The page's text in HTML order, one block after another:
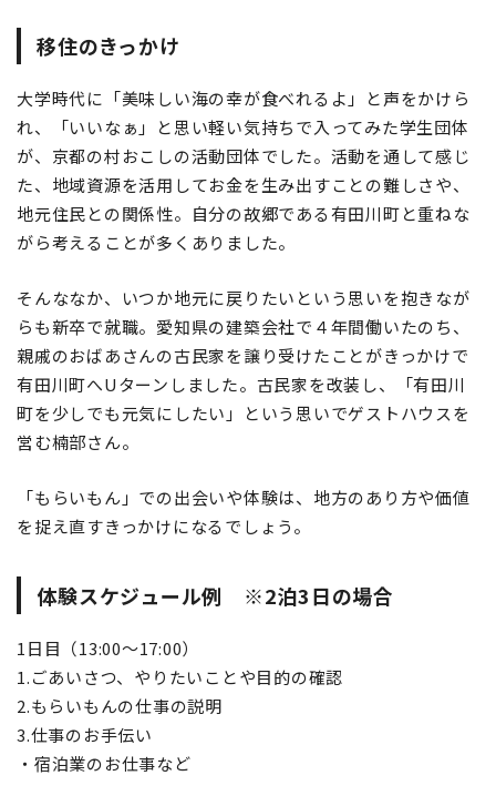
移住のきっかけ
大学時代に「美味しい海の幸が食べれるよ」と声をかけら
れ、「いいなぁ」と思い軽い気持ちで入ってみた学生団体
が、京都の村おこしの活動団体でした。活動を通して感じ
た、地域資源を活用してお金を生み出すことの難しさや、
地元住民との関係性。自分の故郷である有田川町と重ねな
がら考えることが多くありました。
そんななか、いつか地元に戻りたいという思いを抱きなが
らも新卒で就職。愛知県の建築会社で４年間働いたのち、
親戚のおばあさんの古民家を譲り受けたことがきっかけで
有田川町へUターンしました。古民家を改装し、「有田川
町を少しでも元気にしたい」という思いでゲストハウスを
営む楠部さん。
「もらいもん」での出会いや体験は、地方のあり方や価値
を捉え直すきっかけになるでしょう。
体験スケジュール例 ※2泊3日の場合
1日目（13:00～17:00）
1.ごあいさつ、やりたいことや目的の確認
2.もらいもんの仕事の説明
3.仕事のお手伝い
・宿泊業のお仕事など